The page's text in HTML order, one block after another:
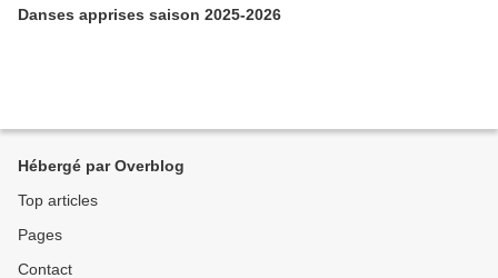
Danses apprises saison 2025-2026
Hébergé par Overblog
Top articles
Pages
Contact